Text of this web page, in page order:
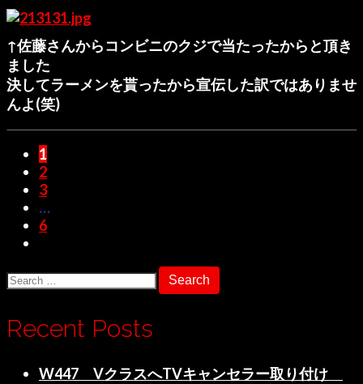
↑佐藤さんからコンビニのクジで当たったからと頂き
ました
決してラーメンを貰ったから宣伝した訳ではありませ
んよ(笑)
paging-
navigation
1
2
3
…
6
Search
for:
Recent Posts
W447 VクラスへTVキャンセラー取り付け